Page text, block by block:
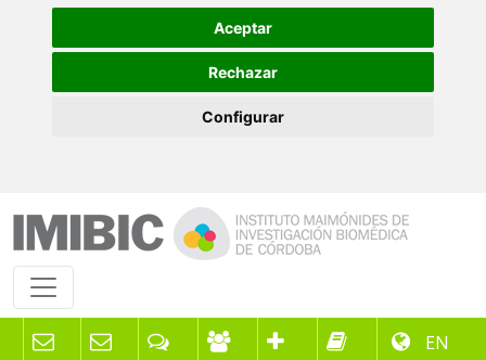
Aceptar
Rechazar
Configurar
EN